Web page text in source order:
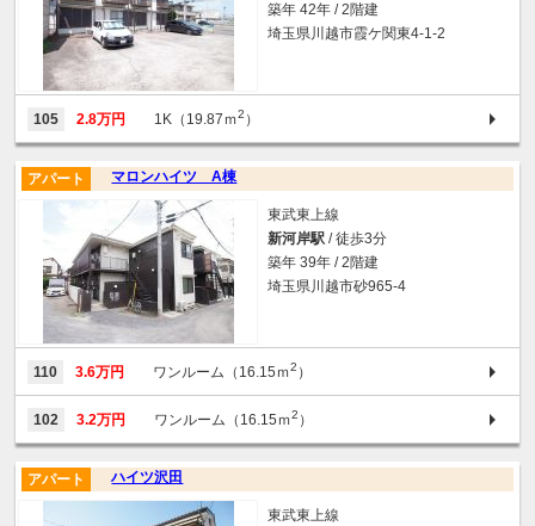
築年 42年 / 2階建
埼玉県川越市霞ケ関東4-1-2
105 2.8万円 1K（19.87ｍ2 ）
マロンハイツ A棟
アパート
東武東上線
新河岸駅 / 徒歩3分
築年 39年 / 2階建
埼玉県川越市砂965-4
110 3.6万円 ワンルーム（16.15ｍ2 ）
102 3.2万円 ワンルーム（16.15ｍ2 ）
ハイツ沢田
アパート
東武東上線